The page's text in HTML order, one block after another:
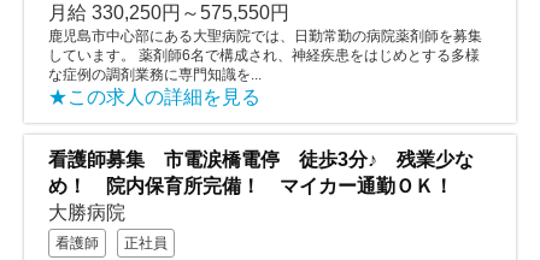
月給 330,250円～575,550円
鹿児島市中心部にある大聖病院では、日勤常勤の病院薬剤師を募集
しています。 薬剤師6名で構成され、神経疾患をはじめとする多様
な症例の調剤業務に専門知識を...
★この求人の詳細を見る
看護師募集 市電涙橋電停 徒歩3分♪ 残業少な
め！ 院内保育所完備！ マイカー通勤ＯＫ！
大勝病院
看護師 正社員